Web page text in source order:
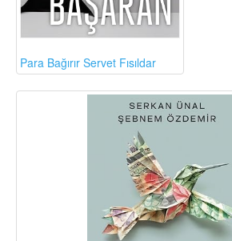
Para Bağırır Servet Fısıldar